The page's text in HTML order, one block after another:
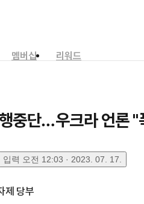
멤버십
리워드
중단…우크라 언론 "
입력 오전 12:03 · 2023. 07. 17.
제 당부